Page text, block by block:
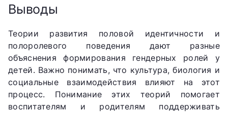
Выводы
Теории развития половой идентичности и
полоролевого поведения дают разные
объяснения формирования гендерных ролей у
детей. Важно понимать, что культура, биология и
социальные взаимодействия влияют на этот
процесс. Понимание этих теорий помогает
воспитателям и родителям поддерживать